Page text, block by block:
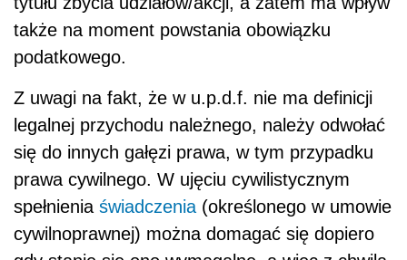
gdy stanie się ono wymagalne, a więc z chwilą
nadejścia terminu, w jakim świadczenie ma być
spełnione (art. 455 KC).
Kiedy powstaje przychód należny
"Przychód należny" powstaje zatem w dacie,
kiedy określona kwota przysługującego
podatnikowi świadczenia pieniężnego staje się
wymagalna i może on domagać się jej zapłaty.